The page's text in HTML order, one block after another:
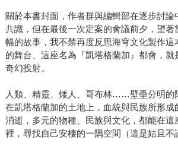
關於本書封面，作者群與編輯部在逐步討論
共識，但在最後一次定案的會議前夕，望著
幅的故事，我不禁再度反思海穹文化製作
的舞台、這座名為『凱塔格蘭加』都會，就
奇幻投射。
人類、精靈、矮人、哥布林……壁壘分明的
在凱塔格蘭加的土地上，血統與民族所形成
消逝，多元的物種、民族與文化，都能在這
裡，尋找自己安棲的一隅空間（這是姑且不